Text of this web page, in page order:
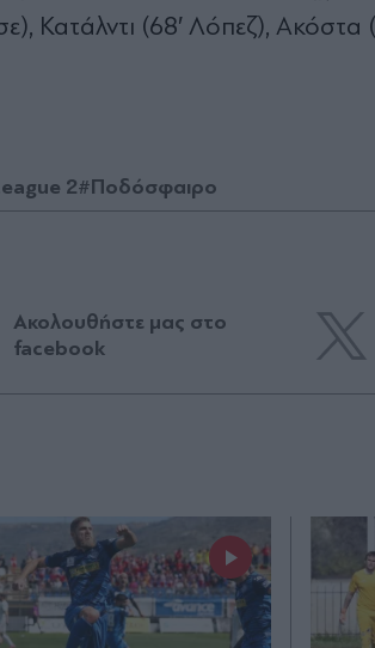
Κατάλντι (68′ Λόπεζ), Ακόστα
2#Ποδόσφαιρο
Ακολουθήστε μας στο
facebook